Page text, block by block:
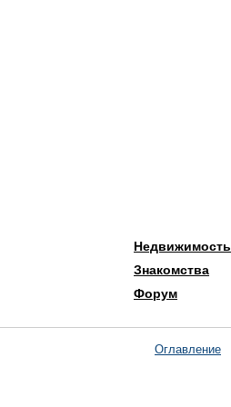
Недвижимость
Знакомства
Форум
Оглавление